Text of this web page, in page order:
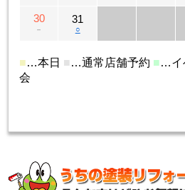
30
－
31
○
■…本日 ■ …通常店舗予約 ■…イ
会